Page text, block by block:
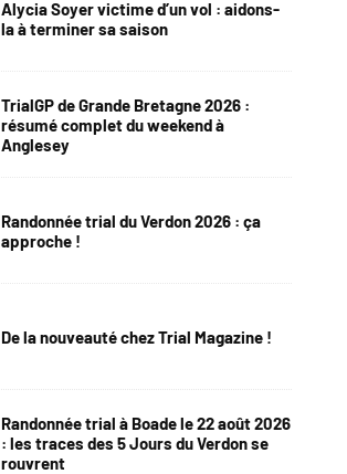
Alycia Soyer victime d’un vol : aidons-
la à terminer sa saison
TrialGP de Grande Bretagne 2026 :
résumé complet du weekend à
Anglesey
Randonnée trial du Verdon 2026 : ça
approche !
De la nouveauté chez Trial Magazine !
Randonnée trial à Boade le 22 août 2026
: les traces des 5 Jours du Verdon se
rouvrent